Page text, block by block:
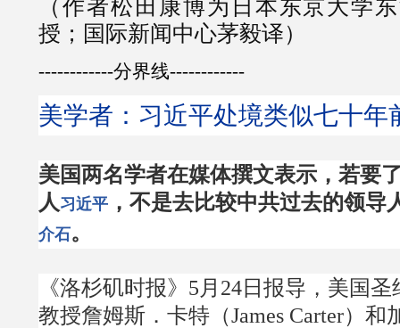
（作者松田康博为日本东京大学
授；国际新闻中心茅毅译）
------------分界线------------
美学者：习近平处境类似七十年
美国两名学者在媒体撰文表示，若要
人 习近平 ，不是去比较中共过去的领导
介石。
《洛杉矶时报》5月24日报导，美国
教授詹姆斯．卡特（James Carter）和